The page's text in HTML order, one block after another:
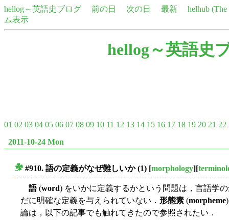
hellog～英語史ブログ 前の日 次の日 最新
helhub
ム表示
hellog～英語史
01 02 03 04 05 06 07 08 09 10 11 12 13 14 15 16 17 18 19 20 21 22
2011-10-24 Mon
#910. 語の定義がなぜ難しいか (1) [morphology][
語(word) をいかに定義するかという問題は，言語学
だに明確な定義を与えられていない． 形態素 (morpheme
論は，以下の記事でも触れてきたので参照されたい．